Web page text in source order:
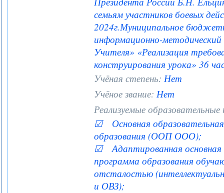
семьям участников боевых
2024г.Муниципальное
информационно-
Учителя» «Реализация
конструирования урока» 36
Учёная степень: Нет
Учёное звание: Нет
Реализуемые
☑ Основная
образования (ООП ООО);
☑ Адаптированная основная
программа образования
отсталостью
и ОВЗ);